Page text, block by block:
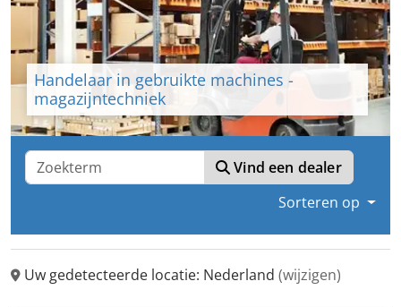
Handelaar in gebruikte machines -
magazijntechniek
Vind een dealer
Sorteren op
Uw gedetecteerde locatie: Nederland (wijzigen)